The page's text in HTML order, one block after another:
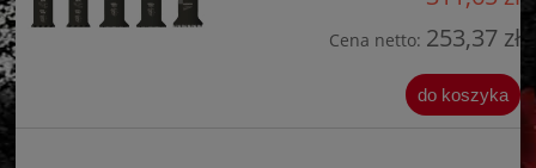
Cena netto: 253,37 zł
do koszyka